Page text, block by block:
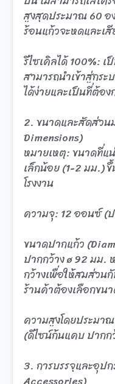
สูงสุดประมาณ 60 อ
ร้อนแก้วจะหดและเ
รีไซเคิลได้ 100%:
สามารถนำเข้าสู่กร
ได้ง่ายและเป็นที่ต้อ
2. ขนาดและสัดส่ว
Dimensions)
หมายเหตุ: ขนาดที่
เล็กน้อย (1-2 มม.)
โรงงาน
ความจุ: 12 ออนซ์ (
ขนาดปากแก้ว
ปากกว้าง ø 92 มม.
กว้างเพื่อให้สมส่วน
ร้านค้าต้องเลือกขน
ความสูงโดยประมา
(ดีไซน์ก้นแคบ ปากก
3. การบรรจุและอุป